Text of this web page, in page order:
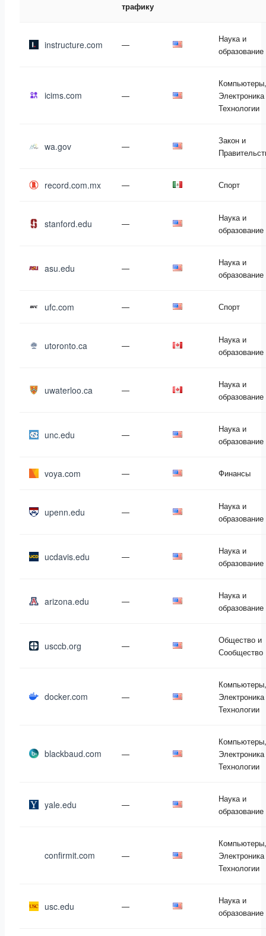
трафику
instructure.com —
Наука и
образование
icims.com —
Компьютеры,
Технологии
wa.gov —
Закон и
record.com.mx — Спорт
stanford.edu —
Наука и
образование
asu.edu —
Наука и
образование
ufc.com — Спорт
utoronto.ca —
Наука и
образование
uwaterloo.ca —
Наука и
образование
unc.edu —
Наука и
образование
voya.com — Финансы
upenn.edu —
Наука и
образование
ucdavis.edu —
Наука и
образование
arizona.edu —
Наука и
образование
usccb.org —
Общество и
Сообщество
docker.com —
Компьютеры,
Технологии
blackbaud.com —
Компьютеры,
Технологии
yale.edu —
Наука и
образование
confirmit.com —
Компьютеры,
Технологии
usc.edu —
Наука и
образование